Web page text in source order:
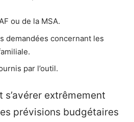
ou de la MSA.
demandées concernant les
par l’outil.
extrêmement
prévisions budgétaires